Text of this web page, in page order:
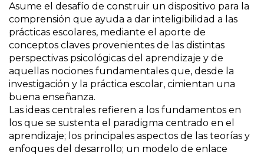
Asume el desafío de construir un dispositivo para la
comprensión que ayuda a dar inteligibilidad a las
prácticas escolares, mediante el aporte de
conceptos claves provenientes de las distintas
perspectivas psicológicas del aprendizaje y de
aquellas nociones fundamentales que, desde la
investigación y la práctica escolar, cimientan una
buena enseñanza.
Las ideas centrales refieren a los fundamentos en
los que se sustenta el paradigma centrado en el
aprendizaje; los principales aspectos de las teorías y
enfoques del desarrollo; un modelo de enlace